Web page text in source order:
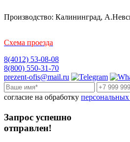
Производство: Калининград,
Схема проезда
8(4012) 53-08-08
8(800) 550-31-70
prezent-ofis@mail.ru
согласие на обработку
Запрос успешно
отправлен!